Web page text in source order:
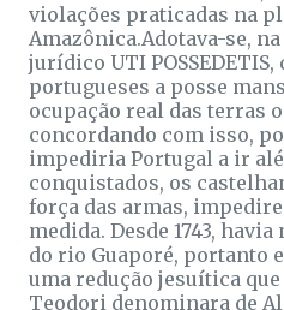
violações praticadas na
Amazônica.Adotava-se,
jurídico UTI POSSEDETIS,
portugueses a posse
ocupação real das terras
concordando com isso,
impediria Portugal a ir
conquistados, os
força das armas,
medida. Desde 1743,
do rio Guaporé, portanto
uma redução jesuítica
Teodori denominara de